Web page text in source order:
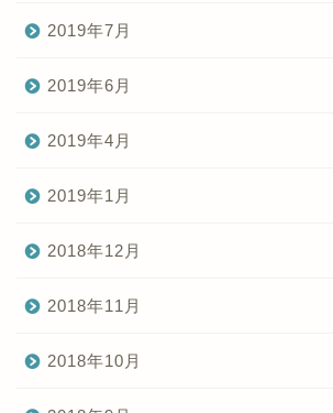
2019年7月
2019年6月
2019年4月
2019年1月
2018年12月
2018年11月
2018年10月